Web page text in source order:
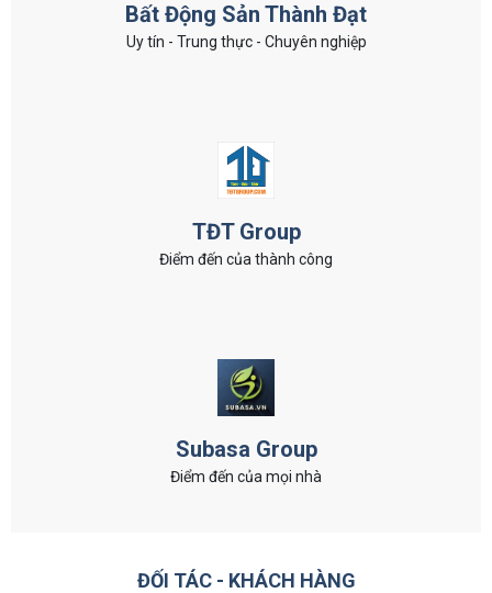
Bất Động Sản Thành Đạt
Uy tín - Trung thực - Chuyên nghiệp
TĐT Group
Điểm đến của thành công
Subasa Group
Điểm đến của mọi nhà
ĐỐI TÁC - KHÁCH HÀNG